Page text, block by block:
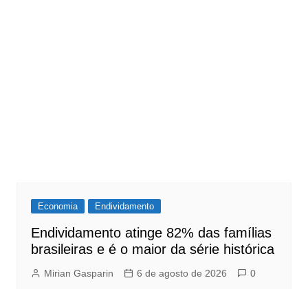
Economia Endividamento
Endividamento atinge 82% das famílias
brasileiras e é o maior da série histórica
Mirian Gasparin 6 de agosto de 2026 0